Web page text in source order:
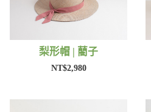
梨形帽 | 藺子
NT$2,980